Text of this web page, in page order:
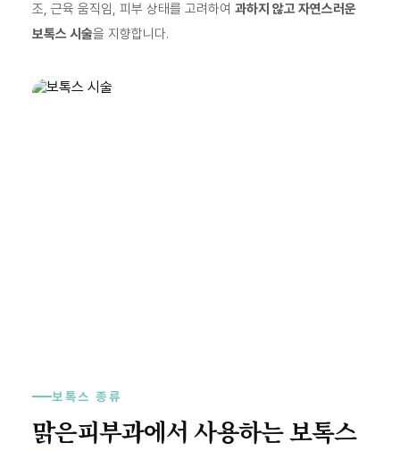
조, 근육 움직임, 피부 상태를 고려하여 과하지 않고 자연스러운
보톡스 시술을 지향합니다.
보톡스 종류
맑은피부과에서 사용하는 보톡스